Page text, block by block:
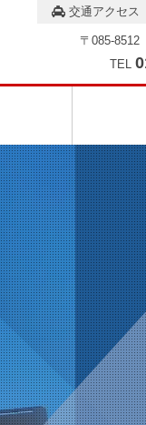
交通アクセス
〒085-
TEL